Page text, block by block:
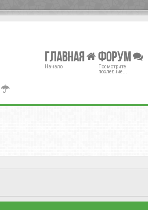
Главная
Начало
Форум
Посмотрите
последние...